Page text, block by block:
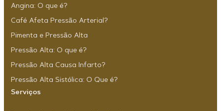
Angina: O que é?
Café Afeta Pressão Arterial?
Pimenta e Pressão Alta
Pressão Alta: O que é?
Pressão Alta Causa Infarto?
Pressão Alta Sistólica: O Que é?
Serviços